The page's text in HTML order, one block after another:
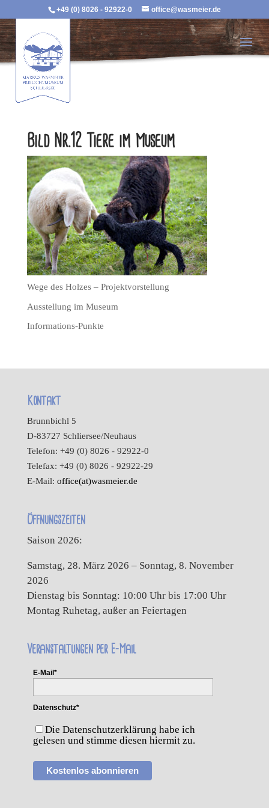
+49 (0) 8026 - 92922-0 office@wasmeier.de
Bild Nr.12 Tiere im Museum
Wege des Holzes – Projektvorstellung
Ausstellung im Museum
Informations-Punkte
Kontakt
Brunnbichl 5
D-83727 Schliersee/Neuhaus
Telefon: +49 (0) 8026 - 92922-0
Telefax: +49 (0) 8026 - 92922-29
E-Mail: office(at)wasmeier.de
Öffnungszeiten
Saison 2026:
Samstag, 28. März 2026 – Sonntag, 8. November
2026
Dienstag bis Sonntag: 10:00 Uhr bis 17:00 Uhr
Montag Ruhetag, außer an Feiertagen
Veranstaltungen per E-Mail
E-Mail*
Datenschutz*
Die Datenschutzerklärung habe ich
gelesen und stimme diesen hiermit zu.
Kostenlos abonnieren